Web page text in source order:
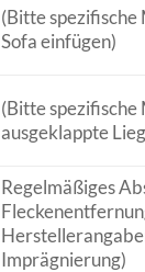
(Bitte
Sofa einfügen)
(Bitte
ausgeklappte
Regelmäßiges
Imprägnierung)